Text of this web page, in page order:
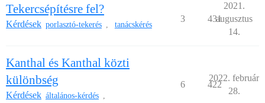
Tekercsépítésre fel?
Kérdések porlasztó-tekerés , tanácskérés
3 431
2021.
augusztus
14.
Kanthal és Kanthal közti
különbség
Kérdések általános-kérdés ,
6 422
2022. február
28.